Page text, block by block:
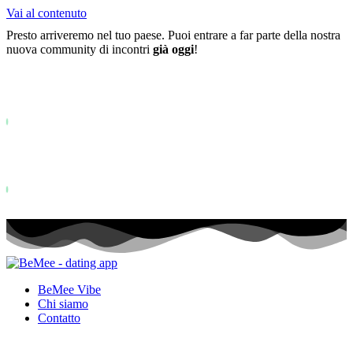
Vai al contenuto
Presto arriveremo nel tuo paese. Puoi entrare a far parte della nostra
nuova community di incontri già oggi!
https://developers.google.com/analytics/devguides/reporting/data/v1/
BeMee Vibe
Chi siamo
Contatto